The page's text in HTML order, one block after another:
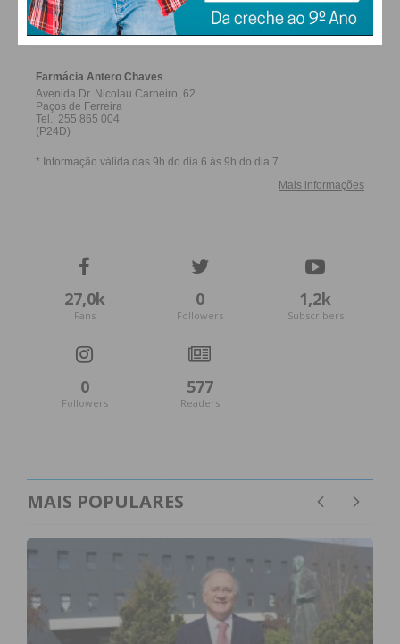
FERREIRA
27,0k
Fans
0
Followers
1,2k
Subscribers
0
Followers
577
Readers
MAIS POPULARES